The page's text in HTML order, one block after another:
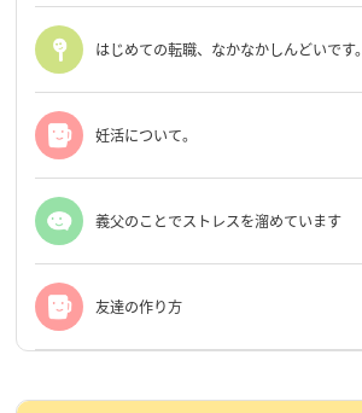
はじめての転職、なかなかしんどいです。
妊活について。
義父のことでストレスを溜めています
友達の作り方